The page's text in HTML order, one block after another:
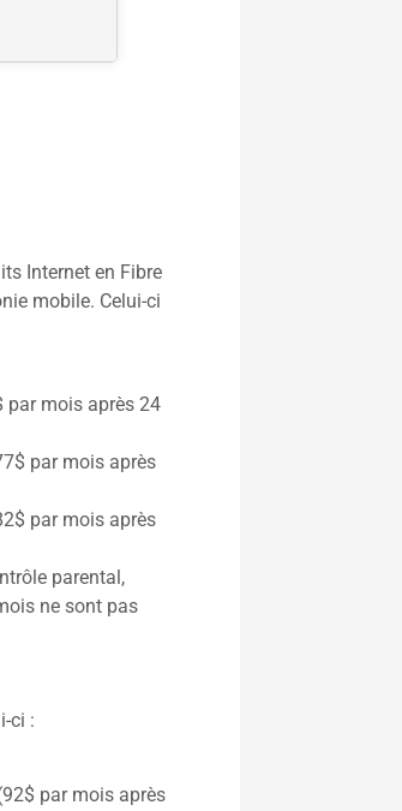
Internet en Fibre
mobile. Celui-ci
par mois après 24
par mois après
par mois après
parental,
ne sont pas
ci :
par mois après